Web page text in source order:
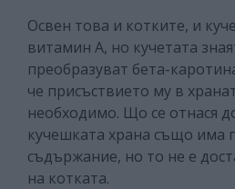
Освен това и котките, и
витамин А, но кучетата
преобразуват бета-
че присъствието му в
необходимо. Що се отнася
кучешката храна също има
съдържание, но то не е
на котката.